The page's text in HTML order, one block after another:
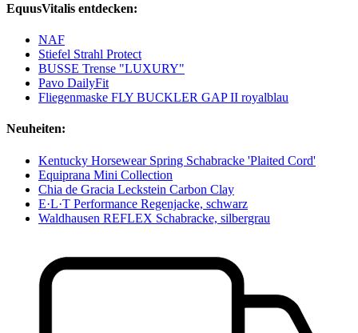
EquusVitalis entdecken:
NAF
Stiefel Strahl Protect
BUSSE Trense "LUXURY"
Pavo DailyFit
Fliegenmaske FLY BUCKLER GAP II royalblau
Neuheiten:
Kentucky Horsewear Spring Schabracke 'Plaited Cord'
Equiprana Mini Collection
Chia de Gracia Leckstein Carbon Clay
E·L·T Performance Regenjacke, schwarz
Waldhausen REFLEX Schabracke, silbergrau